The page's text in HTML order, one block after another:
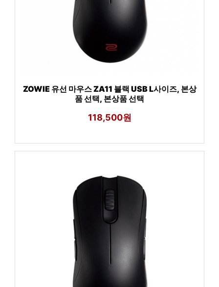
ZOWIE 유선 마우스 ZA11 블랙 USB L사이즈, 본상
품 선택, 본상품 선택
118,500원